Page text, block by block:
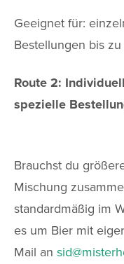
Geeignet für:
Bestellungen bis
Route 2:
spezielle
Brauchst du
Mischung
standardmäßig im
es um Bier mit
Mail an